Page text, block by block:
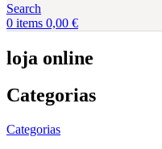
Search
0 items 0,00 €
loja online
Categorias
Categorias